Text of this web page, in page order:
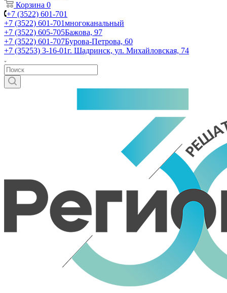
Корзина 0
+7 (3522) 601-701
+7 (3522) 601-701многоканальный
+7 (3522) 605-705Бажова, 97
+7 (3522) 601-707Бурова-Петрова, 60
+7 (35253) 3-16-01г. Шадринск, ул. Михайловская, 74